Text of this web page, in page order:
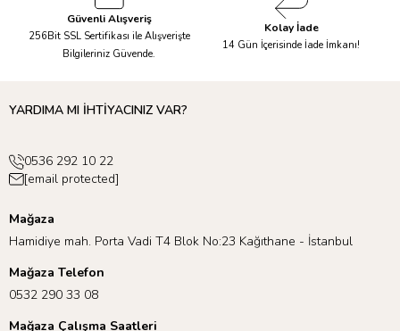
Güvenli Alışveriş
256Bit SSL Sertifikası ile Alışverişte
Bilgileriniz Güvende.
Kolay İade
14 Gün İçerisinde İade İmkanı!
YARDIMA MI İHTİYACINIZ VAR?
0536 292 10 22
[email protected]
Mağaza
Hamidiye mah. Porta Vadi T4 Blok No:23 Kağıthane - İstanbul
Mağaza Telefon
0532 290 33 08
Mağaza Çalışma Saatleri